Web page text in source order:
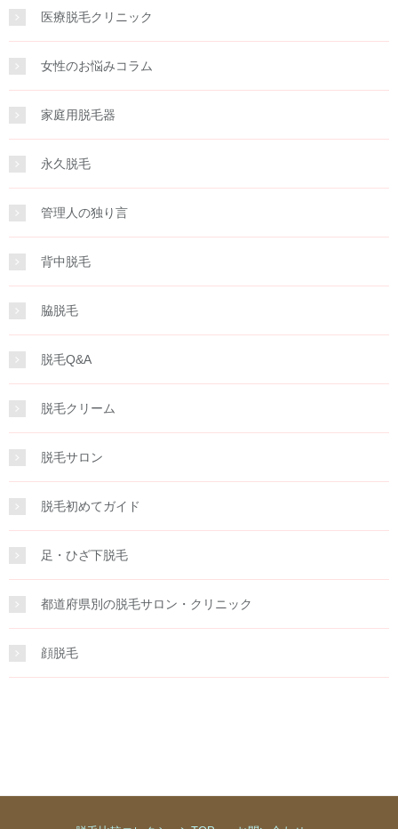
医療脱毛クリニック
女性のお悩みコラム
家庭用脱毛器
永久脱毛
管理人の独り言
背中脱毛
脇脱毛
脱毛Q&A
脱毛クリーム
脱毛サロン
脱毛初めてガイド
足・ひざ下脱毛
都道府県別の脱毛サロン・クリニック
顔脱毛